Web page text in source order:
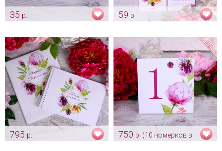
35 р.
Декор"
Арт: card_0046
59 р.
Арт: pr_0072
795 р.
750 р. (10 номерков в